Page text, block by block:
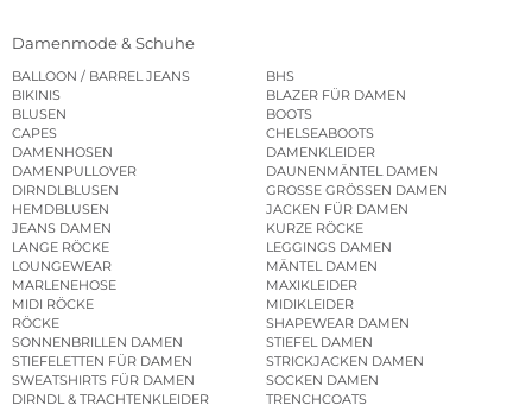
Damenmode & Schuhe
BALLOON / BARREL JEANS
BHS
BIKINIS
BLAZER FÜR DAMEN
BLUSEN
BOOTS
CAPES
CHELSEABOOTS
DAMENHOSEN
DAMENKLEIDER
DAMENPULLOVER
DAUNENMÄNTEL DAMEN
DIRNDLBLUSEN
GROSSE GRÖSSEN DAMEN
HEMDBLUSEN
JACKEN FÜR DAMEN
JEANS DAMEN
KURZE RÖCKE
LANGE RÖCKE
LEGGINGS DAMEN
LOUNGEWEAR
MÄNTEL DAMEN
MARLENEHOSE
MAXIKLEIDER
MIDI RÖCKE
MIDIKLEIDER
RÖCKE
SHAPEWEAR DAMEN
SONNENBRILLEN DAMEN
STIEFEL DAMEN
STIEFELETTEN FÜR DAMEN
STRICKJACKEN DAMEN
SWEATSHIRTS FÜR DAMEN
SOCKEN DAMEN
DIRNDL & TRACHTENKLEIDER
TRENCHCOATS